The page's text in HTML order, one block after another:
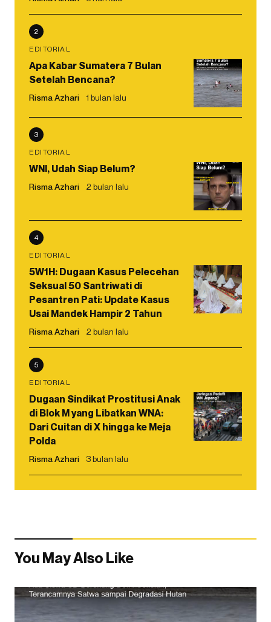
2
EDITORIAL
Apa Kabar Sumatera 7 Bulan
Setelah Bencana?
Risma Azhari 1 bulan lalu
3
EDITORIAL
WNI, Udah Siap Belum?
Risma Azhari 2 bulan lalu
4
EDITORIAL
5W1H: Dugaan Kasus Pelecehan
Seksual 50 Santriwati di
Pesantren Pati: Update Kasus
Usai Mandek Hampir 2 Tahun
Risma Azhari 2 bulan lalu
5
EDITORIAL
Dugaan Sindikat Prostitusi Anak
di Blok M yang Libatkan WNA:
Dari Cuitan di X hingga ke Meja
Polda
Risma Azhari 3 bulan lalu
You May Also Like